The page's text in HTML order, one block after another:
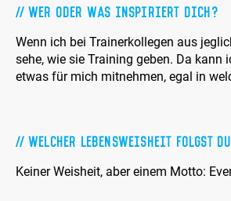
Wer oder was inspiriert dich?
Wenn ich bei Trainerkollegen aus
sehe, wie sie Training geben. Da kann
etwas für mich mitnehmen, egal in
Welcher Lebensweisheit folgst
Keiner Weisheit, aber einem Motto: